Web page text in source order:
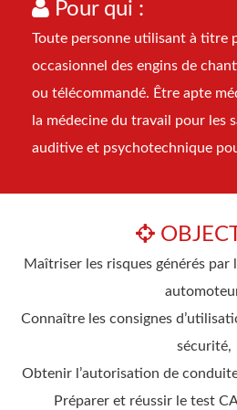
Pour qui :
Toute personne utilisant à titre
occasionnel des engins de
ou télécommandé. Être apte
la médecine du travail pour les
auditive et psychotechnique
Maîtriser les risques générés par
Connaître les consignes
sécurité,
Obtenir l’autorisation de
Préparer et réussir le test